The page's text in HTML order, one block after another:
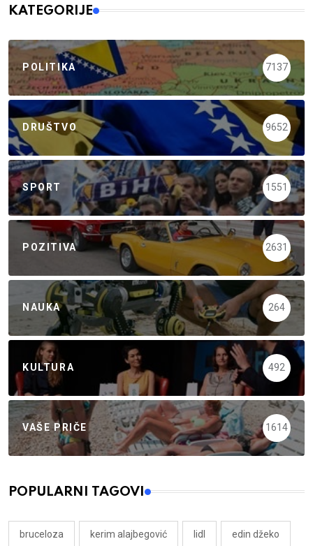
KATEGORIJE
POLITIKA 7137
DRUŠTVO 9652
SPORT 1551
POZITIVA 2631
NAUKA 264
KULTURA 492
VAŠE PRIČE 1614
POPULARNI TAGOVI
bruceloza kerim alajbegović lidl edin džeko